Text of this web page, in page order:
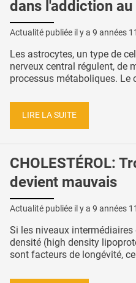
dans l'addiction
Actualité publiée il y a 9 années
Les astrocytes, un type de
nerveux central régulent, de
processus métaboliques. Le
LIRE LA SUITE
CHOLESTÉROL:
devient mauvais
Actualité publiée il y a 9 années
Si les niveaux
densité (high density
sont facteurs de longévité, ce